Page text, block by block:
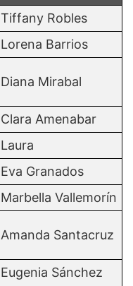
Tiffany Robles
Lorena Barrios
Diana Mirabal
Clara Amenabar
Laura
Eva Granados
Marbella Vallemorín
Amanda Santacruz
Eugenia Sánchez